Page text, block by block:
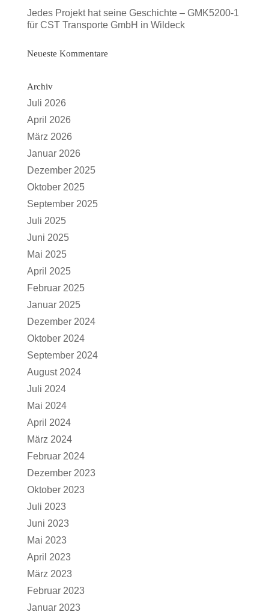
Jedes Projekt hat seine Geschichte – GMK5200-1
für CST Transporte GmbH in Wildeck
Neueste Kommentare
Archiv
Juli 2026
April 2026
März 2026
Januar 2026
Dezember 2025
Oktober 2025
September 2025
Juli 2025
Juni 2025
Mai 2025
April 2025
Februar 2025
Januar 2025
Dezember 2024
Oktober 2024
September 2024
August 2024
Juli 2024
Mai 2024
April 2024
März 2024
Februar 2024
Dezember 2023
Oktober 2023
Juli 2023
Juni 2023
Mai 2023
April 2023
März 2023
Februar 2023
Januar 2023